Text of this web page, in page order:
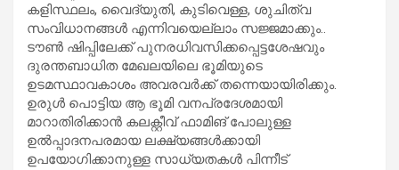
കളിസ്ഥലം, വൈദ്യുതി, കുടിവെള്ള, ശുചിത്വ
സംവിധാനങ്ങള്‍ എന്നിവയെല്ലാം സജ്ജമാക്കും..
ടൗണ്‍ ഷിപ്പിലേക്ക് പുനരധിവസിക്കപ്പെട്ടശേഷവും
ദുരന്തബാധിത മേഖലയിലെ ഭൂമിയുടെ
ഉടമസ്ഥാവകാശം അവരവര്‍ക്ക് തന്നെയായിരിക്കും.
ഉരുള്‍ പൊട്ടിയ ആ ഭൂമി വനപ്രദേശമായി
മാറാതിരിക്കാന്‍ കലക്റ്റീവ് ഫാമിങ് പോലുള്ള
ഉല്‍പ്പാദനപരമായ ലക്ഷ്യങ്ങള്‍ക്കായി
ഉപയോഗിക്കാനുള്ള സാധ്യതകള്‍ പിന്നീട്